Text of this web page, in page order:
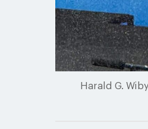
Harald G.